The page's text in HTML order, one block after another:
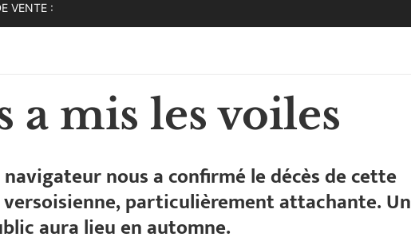
VENTE :
a mis les voiles
nous a confirmé le décès de cette
particulièrement attachante. Un
aura lieu en automne.